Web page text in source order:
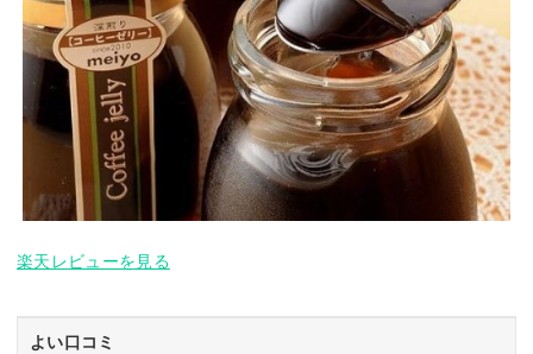
楽天レビューを見る
よい口コミ